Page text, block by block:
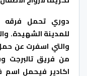
دوري تحمل فرقه
للمدينة الشهيدة.
والتي اسفرت عن
من فريق تالبرجت
اكادير فيحمل اسم